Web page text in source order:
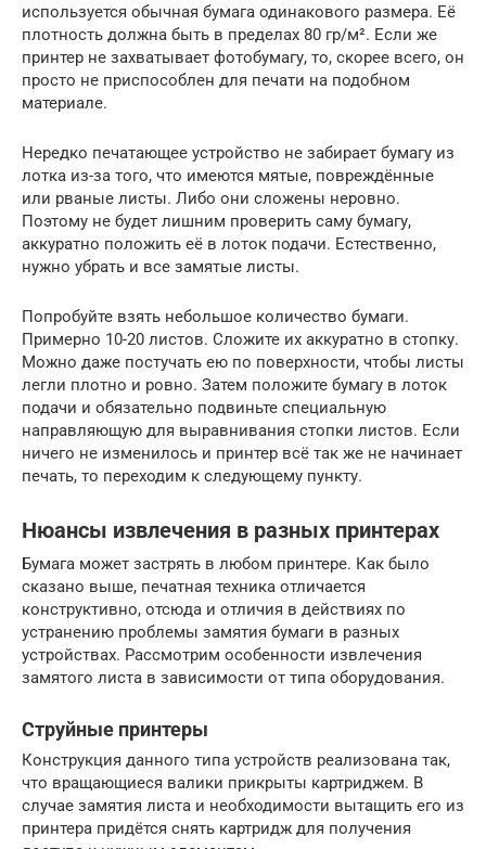
используется обычная бумага одинакового размера. Её
плотность должна быть в пределах 80 гр/м². Если же
принтер не захватывает фотобумагу, то, скорее всего, он
просто не приспособлен для печати на подобном
материале.
Нередко печатающее устройство не забирает бумагу из
лотка из-за того, что имеются мятые, повреждённые
или рваные листы. Либо они сложены неровно.
Поэтому не будет лишним проверить саму бумагу,
аккуратно положить её в лоток подачи. Естественно,
нужно убрать и все замятые листы.
Попробуйте взять небольшое количество бумаги.
Примерно 10-20 листов. Сложите их аккуратно в стопку.
Можно даже постучать ею по поверхности, чтобы листы
легли плотно и ровно. Затем положите бумагу в лоток
подачи и обязательно подвиньте специальную
направляющую для выравнивания стопки листов. Если
ничего не изменилось и принтер всё так же не начинает
печать, то переходим к следующему пункту.
Нюансы извлечения в разных принтерах
Бумага может застрять в любом принтере. Как было
сказано выше, печатная техника отличается
конструктивно, отсюда и отличия в действиях по
устранению проблемы замятия бумаги в разных
устройствах. Рассмотрим особенности извлечения
замятого листа в зависимости от типа оборудования.
Струйные принтеры
Конструкция данного типа устройств реализована так,
что вращающиеся валики прикрыты картриджем. В
случае замятия листа и необходимости вытащить его из
принтера придётся снять картридж для получения